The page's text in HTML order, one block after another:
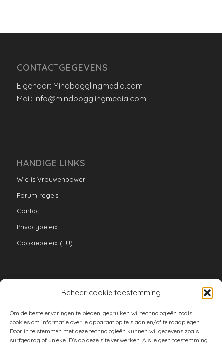
Beheer cookie toestemming
Om de beste ervaringen te bieden, gebruiken wij technologieën zoals
cookies om informatie over je apparaat op te slaan en/of te raadplegen.
Door in te stemmen met deze technologieën kunnen wij gegevens zoals
surfgedrag of unieke ID's op deze site verwerken. Als je geen toestemming
CONTACTGEGEVENS
Eigenaar: Mindbogglingmedia.com
Mail: info@mindbogglingmedia.com
HANDIGE LINKS
Wie is Vrouwenpower
Forum regels
Contact
Privacybeleid
Cookiebeleid (EU)
armoe keuken
duurzaam